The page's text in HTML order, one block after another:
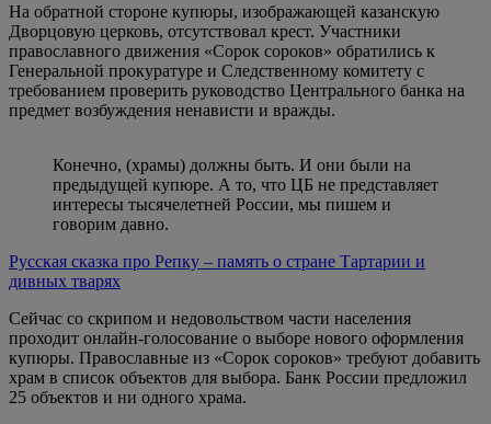
На обратной стороне купюры, изображающей казанскую
Дворцовую церковь, отсутствовал крест. Участники
православного движения «Сорок сороков» обратились к
Генеральной прокуратуре и Следственному комитету с
требованием проверить руководство Центрального банка на
предмет возбуждения ненависти и вражды.
Конечно, (храмы) должны быть. И они были на
предыдущей купюре. А то, что ЦБ не представляет
интересы тысячелетней России, мы пишем и
говорим давно.
Русская сказка про Репку – память о стране Тартарии и
дивных тварях
Сейчас со скрипом и недовольством части населения
проходит онлайн-голосование о выборе нового оформления
купюры. Православные из «Сорок сороков» требуют добавить
храм в список объектов для выбора. Банк России предложил
25 объектов и ни одного храма.